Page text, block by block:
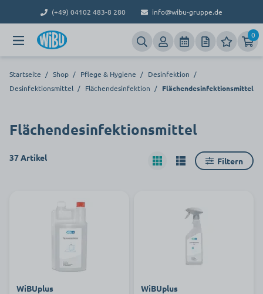
(+49) 04102 483-8 280 info@wibu-gruppe.de
0
Startseite / Shop / Pflege & Hygiene / Desinfektion /
Desinfektionsmittel / Flächendesinfektion / Flächendesinfektionsmittel
Flächendesinfektionsmittel
37 Artikel Filtern
WiBUplus
WiBUplus